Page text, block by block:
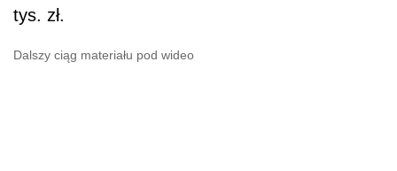
tys. zł.
Dalszy ciąg materiału pod wideo